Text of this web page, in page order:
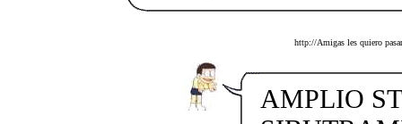
http://Amigas les quiero
AMPLIO